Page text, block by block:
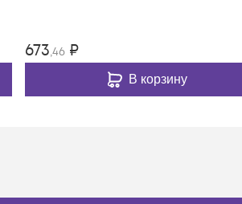
673,46 ₽
В корзину